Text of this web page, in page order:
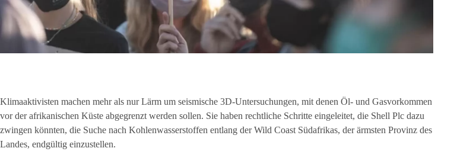
Klimaaktivisten machen mehr als nur Lärm um seismische 3D-Untersuchungen, mit denen Öl- und Gasvorkommen
vor der afrikanischen Küste abgegrenzt werden sollen. Sie haben rechtliche Schritte eingeleitet, die Shell Plc dazu
zwingen könnten, die Suche nach Kohlenwasserstoffen entlang der Wild Coast Südafrikas, der ärmsten Provinz des
Landes, endgültig einzustellen.